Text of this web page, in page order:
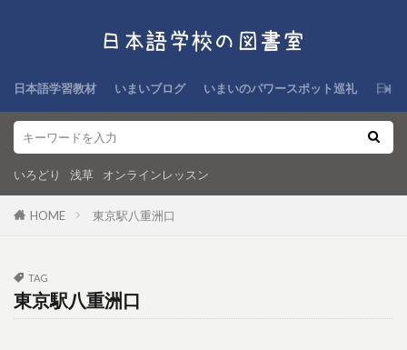
日本語学習教材 いまいブログ いまいのパワースポット巡礼 日本
いろどり 浅草 オンラインレッスン
HOME 東京駅八重洲口
TAG
東京駅八重洲口